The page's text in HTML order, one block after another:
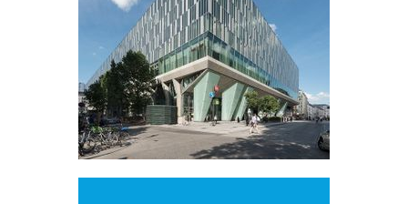
Station "Wien Mitte"
Wien, Austria